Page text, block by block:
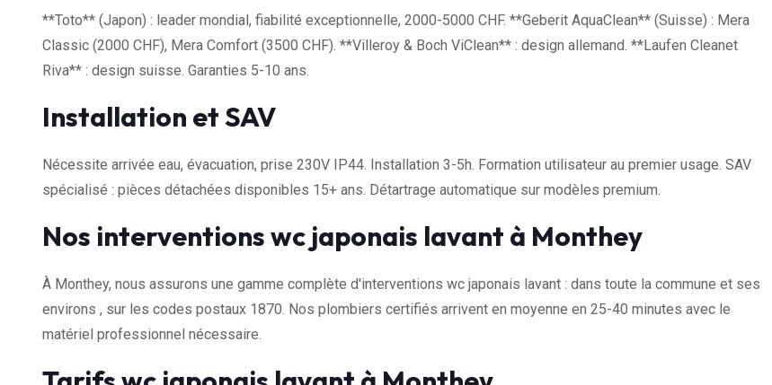
**Toto** (Japon) : leader mondial, fiabilité exceptionnelle, 2000-5000 CHF. **Geberit AquaClean** (Suisse) : Mera
Classic (2000 CHF), Mera Comfort (3500 CHF). **Villeroy & Boch ViClean** : design allemand. **Laufen Cleanet
Riva** : design suisse. Garanties 5-10 ans.
Installation et SAV
Nécessite arrivée eau, évacuation, prise 230V IP44. Installation 3-5h. Formation utilisateur au premier usage. SAV
spécialisé : pièces détachées disponibles 15+ ans. Détartrage automatique sur modèles premium.
Nos interventions wc japonais lavant à Monthey
À Monthey, nous assurons une gamme complète d'interventions wc japonais lavant : dans toute la commune et ses
environs , sur les codes postaux 1870. Nos plombiers certifiés arrivent en moyenne en 25-40 minutes avec le
matériel professionnel nécessaire.